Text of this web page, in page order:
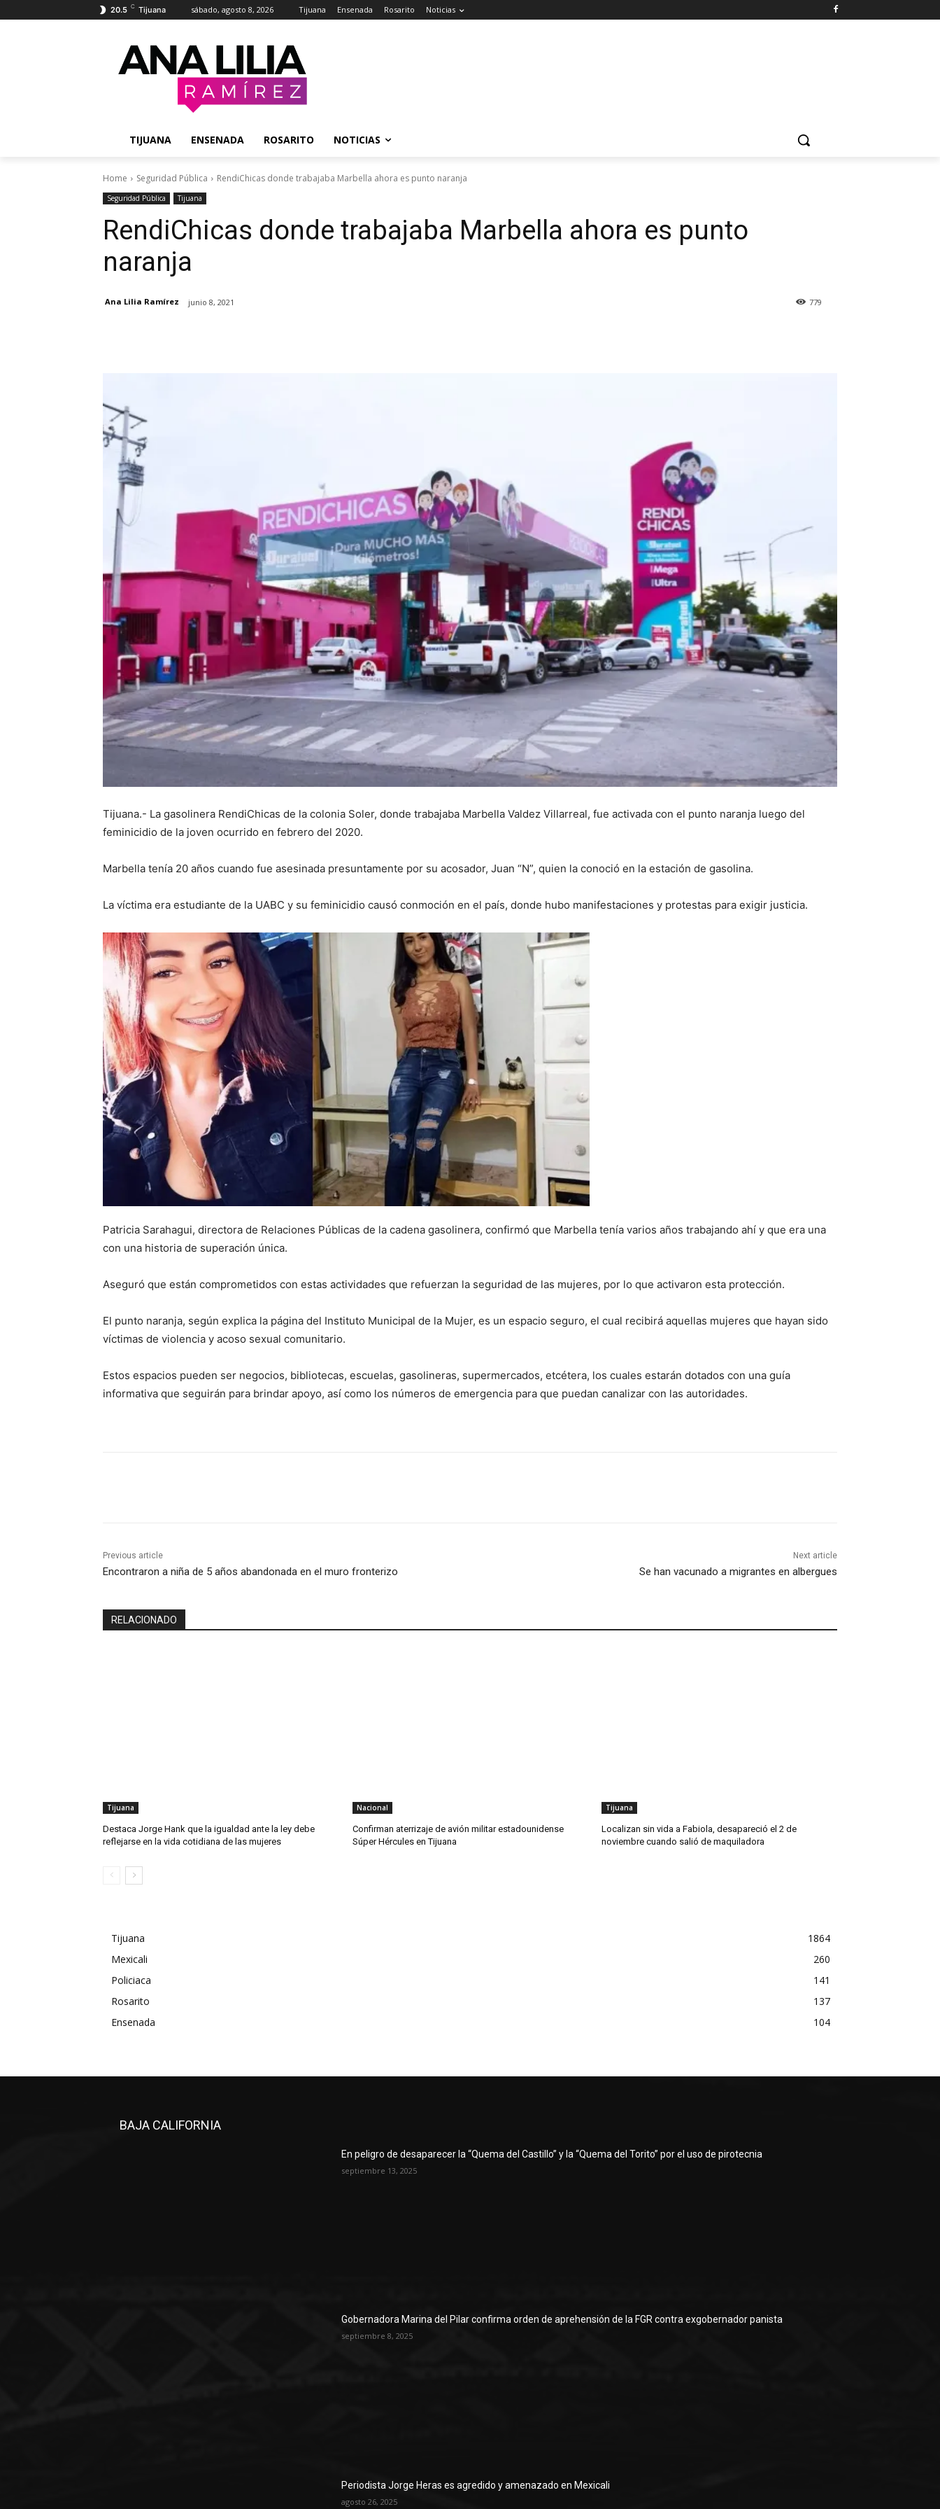
20.5 C Tijuana sábado, agosto 8, 2026 Tijuana Ensenada Rosarito Noticias
TIJUANA ENSENADA ROSARITO NOTICIAS
Home Seguridad Pública RendiChicas donde trabajaba Marbella ahora es punto naranja
Seguridad Pública Tijuana
RendiChicas donde trabajaba Marbella ahora es punto
naranja
Ana Lilia Ramírez junio 8, 2021 779
Tijuana.- La gasolinera RendiChicas de la colonia Soler, donde trabajaba Marbella Valdez Villarreal, fue activada con el punto naranja luego del
feminicidio de la joven ocurrido en febrero del 2020.
Marbella tenía 20 años cuando fue asesinada presuntamente por su acosador, Juan “N”, quien la conoció en la estación de gasolina.
La víctima era estudiante de la UABC y su feminicidio causó conmoción en el país, donde hubo manifestaciones y protestas para exigir justicia.
Patricia Sarahagui, directora de Relaciones Públicas de la cadena gasolinera, confirmó que Marbella tenía varios años trabajando ahí y que era una
con una historia de superación única.
Aseguró que están comprometidos con estas actividades que refuerzan la seguridad de las mujeres, por lo que activaron esta protección.
El punto naranja, según explica la página del Instituto Municipal de la Mujer, es un espacio seguro, el cual recibirá aquellas mujeres que hayan sido
víctimas de violencia y acoso sexual comunitario.
Estos espacios pueden ser negocios, bibliotecas, escuelas, gasolineras, supermercados, etcétera, los cuales estarán dotados con una guía
informativa que seguirán para brindar apoyo, así como los números de emergencia para que puedan canalizar con las autoridades.
Previous article
Encontraron a niña de 5 años abandonada en el muro fronterizo
Next article
Se han vacunado a migrantes en albergues
RELACIONADO
Tijuana
Destaca Jorge Hank que la igualdad ante la ley debe
reflejarse en la vida cotidiana de las mujeres
Nacional
Confirman aterrizaje de avión militar estadounidense
Súper Hércules en Tijuana
Tijuana
Localizan sin vida a Fabiola, desapareció el 2 de
noviembre cuando salió de maquiladora
Tijuana
1864
Mexicali
260
Policiaca
141
Rosarito
137
Ensenada
104
BAJA CALIFORNIA
En peligro de desaparecer la “Quema del Castillo” y la “Quema del Torito” por el uso de pirotecnia
septiembre 13, 2025
Gobernadora Marina del Pilar confirma orden de aprehensión de la FGR contra exgobernador panista
septiembre 8, 2025
Periodista Jorge Heras es agredido y amenazado en Mexicali
agosto 26, 2025